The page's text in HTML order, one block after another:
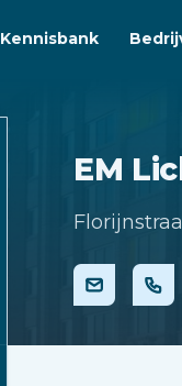
Kennisbank
EM